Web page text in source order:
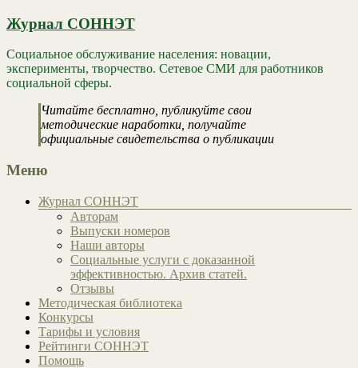
Журнал СОННЭТ
Социальное обслуживание населения: новации,
эксперименты, творчество. Сетевое СМИ для работников
социальной сферы.
Читайте бесплатно, публикуйте свои
методические наработки, получайте
официальные свидетельства о публикации
Меню
Журнал СОННЭТ
Авторам
Выпуски номеров
Наши авторы
Социальные услуги с доказанной
эффективностью. Архив статей.
Отзывы
Методическая библиотека
Конкурсы
Тарифы и условия
Рейтинги СОННЭТ
Помощь